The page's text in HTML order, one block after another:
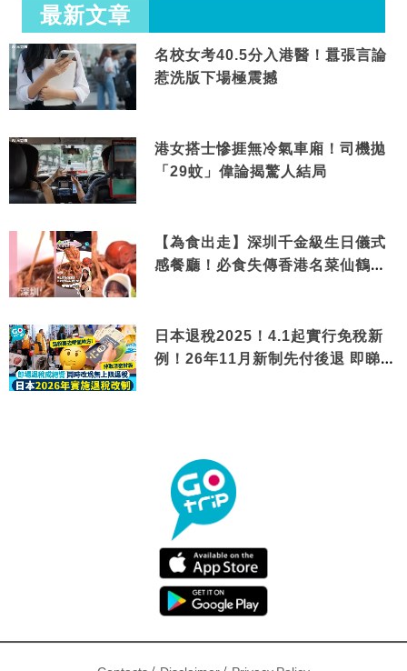
最新文章
名校女考40.5分入港醫！囂張言論
惹洗版下場極震撼
港女搭士慘捱無冷氣車廂！司機拋
「29蚊」偉論揭驚人結局
【為食出走】深圳千金級生日儀式
感餐廳！必食失傳香港名菜仙鶴神
日本退稅2025！4.1起實行免稅新
例！26年11月新制先付後退 即睇步